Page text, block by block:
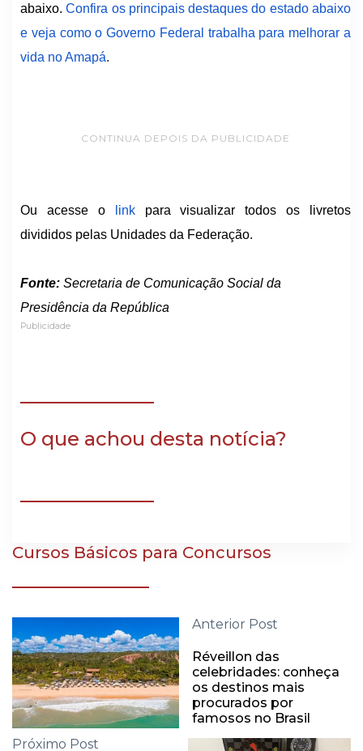
abaixo.Confira os principais destaques do estado abaixo
e veja como o Governo Federal trabalha para melhorar a
vida no Amapá.
CONTINUA DEPOIS DA PUBLICIDADE
Ou acesse o link
para visualizar todos os livretos
divididos pelas Unidades da Federação.
Fonte: Secretaria de Comunicação Social da
Presidência da República
Publicidade
O que achou desta notícia?
Cursos Básicos para Concursos
Anterior Post
Réveillon das
celebridades: conheça
os destinos mais
procurados por
famosos no Brasil
Próximo Post